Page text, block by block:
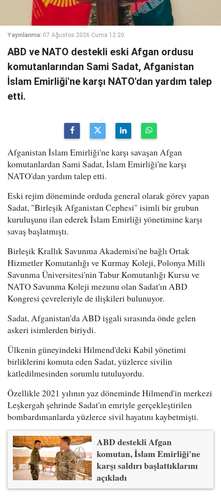
Yayınlanma: 07 Ağustos 2026 Cuma 12:20
ABD ve NATO destekli eski Afgan ordusu
komutanlarından Sami Sadat, Afganistan
İslam Emirliği'ne karşı NATO'dan yardım talep
etti.
Afganistan İslam Emirliği'ne karşı savaşan Afgan
komutanlardan Sami Sadat, İslam Emirliği'ne karşı
NATO'dan yardım talep etti.
Eski rejim döneminde orduda general olarak görev yapan
Sadat, "Birleşik Afganistan Cephesi" isimli bir grubun
kuruluşunu ilan ederek İslam Emirliği yönetimine karşı
savaş başlatmıştı.
Birleşik Krallık Savunma Akademisi'ne bağlı Ortak
Hizmetler Komutanlığı ve Kurmay Koleji, Polonya Milli
Savunma Üniversitesi'nin Tabur Komutanlığı Kursu ve
NATO Savunma Koleji mezunu olan Sadat'ın ABD
Kongresi çevreleriyle de ilişkileri bulunuyor.
Sadat, Afganistan'da ABD işgali sırasında önde gelen
askeri isimlerden biriydi.
Ülkenin güneyindeki Hilmend'deki Kabil yönetimi
birliklerini komuta eden Sadat, yüzlerce sivilin
katledilmesinden sorumlu tutuluyordu.
Özellikle 2021 yılının yaz döneminde Hilmend'in merkezi
Leşkergah şehrinde Sadat'ın emriyle gerçekleştirilen
bombardımanlarda yüzlerce sivil hayatını kaybetmişti.
ABD destekli Afgan
komutan, İslam Emirliği'ne
karşı saldırı başlattıklarını
açıkladı